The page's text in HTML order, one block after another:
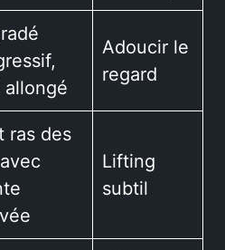
Adoucir le
regard
ras des
Lifting
subtil